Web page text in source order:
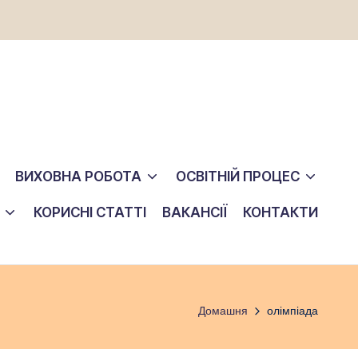
ВИХОВНА РОБОТА ОСВІТНІЙ ПРОЦЕС
КОРИСНІ СТАТТІ ВАКАНСІЇ
КОНТАКТИ
Домашня олімпіада